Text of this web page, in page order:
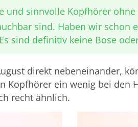
und sinnvolle Kopfhörer
sind. Haben wir schon
sind definitiv keine Bose
direkt nebeneinander,
Kopfhörer ein wenig bei den
recht ähnlich.